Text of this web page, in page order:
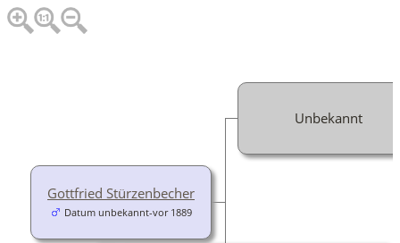
Gottfried Stürzenbecher
Datum unbekannt-vor 1889
Unbekannt